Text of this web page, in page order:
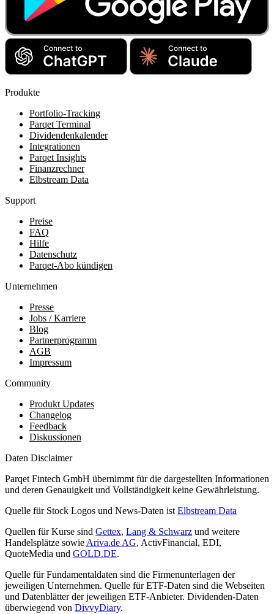
Produkte
Portfolio-Tracking
Parqet Terminal
Dividendenkalender
Integrationen
Parqet Insights
Finanzrechner
Elbstream Data
Support
Preise
FAQ
Hilfe
Datenschutz
Parqet-Abo kündigen
Unternehmen
Presse
Jobs / Karriere
Blog
Partnerprogramm
AGB
Impressum
Community
Produkt Updates
Changelog
Feedback
Diskussionen
Daten Disclaimer
Parqet Fintech GmbH übernimmt für die dargestellten Informationen
und deren Genauigkeit und Vollständigkeit keine Gewährleistung.
Quelle für Stock Logos und News-Daten ist Elbstream Data
Quellen für Kurse sind Gettex, Lang & Schwarz und weitere
Handelsplätze sowie Ariva.de AG, ActivFinancial, EDI,
QuoteMedia und GOLD.DE.
Quelle für Fundamentaldaten sind die Firmenunterlagen der
jeweiligen Unternehmen. Quelle für ETF-Daten sind die Webseiten
und Datenblätter der jeweiligen ETF-Anbieter. Dividenden-Daten
überwiegend von DivvyDiary.